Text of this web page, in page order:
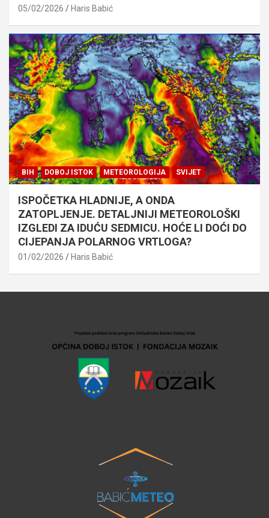
05/02/2026 Haris Babić
BIH DOBOJ ISTOK METEOROLOGIJA SVIJET
ISPOČETKA HLADNIJE, A ONDA
ZATOPLJENJE. DETALJNIJI METEOROLOŠKI
IZGLEDI ZA IDUĆU SEDMICU. HOĆE LI DOĆI DO
CIJEPANJA POLARNOG VRTLOGA?
01/02/2026 Haris Babić